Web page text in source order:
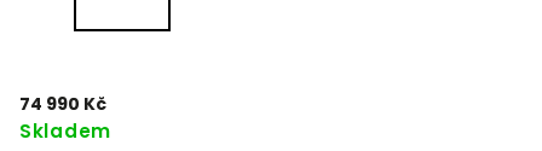
74 990 Kč
Skladem